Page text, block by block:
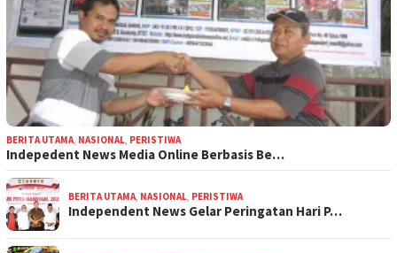
BERITA UTAMA, NASIONAL, PERISTIWA
Indepedent News Media Online Berbasis Be…
BERITA UTAMA, NASIONAL, PERISTIWA
Independent News Gelar Peringatan Hari P…